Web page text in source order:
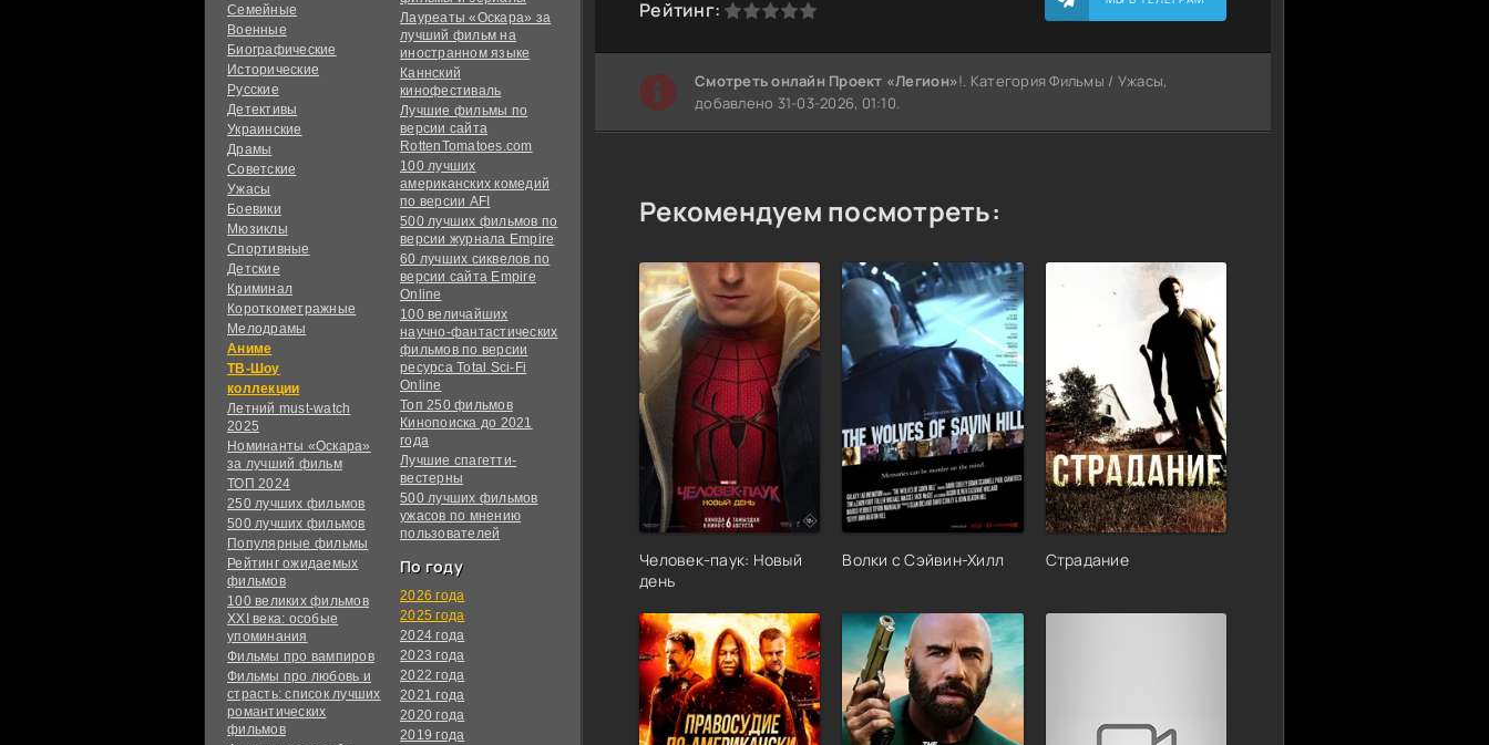
Семейные
Военные
Биографические
Исторические
Русские
Детективы
Украинские
Драмы
Советские
Ужасы
Боевики
Мюзиклы
Спортивные
Детские
Криминал
Короткометражные
Мелодрамы
Аниме
ТВ-Шоу
коллекции
Летний must-watch
2025
Номинанты «Оскара»
за лучший фильм
ТОП 2024
250 лучших фильмов
500 лучших фильмов
Популярные фильмы
Рейтинг ожидаемых
фильмов
100 великих фильмов
XXI века: особые
упоминания
Фильмы про вампиров
Фильмы про любовь и
страсть: список лучших
романтических
фильмов
Лауреаты «Оскара» за
лучший фильм на
иностранном языке
Каннский
кинофестиваль
Лучшие фильмы по
версии сайта
RottenTomatoes.com
100 лучших
американских комедий
по версии AFI
500 лучших фильмов по
версии журнала Empire
60 лучших сиквелов по
версии сайта Empire
Online
100 величайших
научно-фантастических
фильмов по версии
ресурса Total Sci-Fi
Online
Топ 250 фильмов
Кинопоиска до 2021
года
Лучшие спагетти-
вестерны
500 лучших фильмов
ужасов по мнению
пользователей
По году
2026 года
2025 года
2024 года
2023 года
2022 года
2021 года
2020 года
2019 года
Рейтинг:
0 2 3 4 5
Cмотреть онлайн Проект «Легион»!. Категория Фильмы / Ужасы,
добавлено 31-03-2026, 01:10.
Рекомендуем посмотреть:
Человек-паук: Новый
день
Волки с Сэйвин-Хилл Страдание